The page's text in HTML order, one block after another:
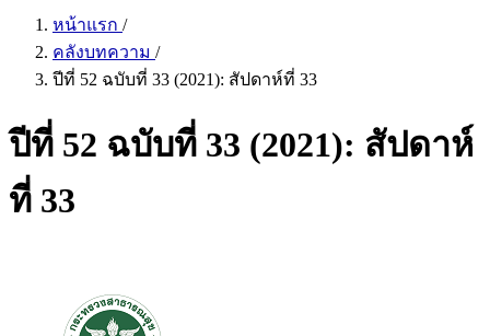
หน้าแรก /
คลังบทความ /
ปีที่ 52 ฉบับที่ 33 (2021): สัปดาห์ที่ 33
ปีที่ 52 ฉบับที่ 33 (2021): สัปดาห์
ที่ 33